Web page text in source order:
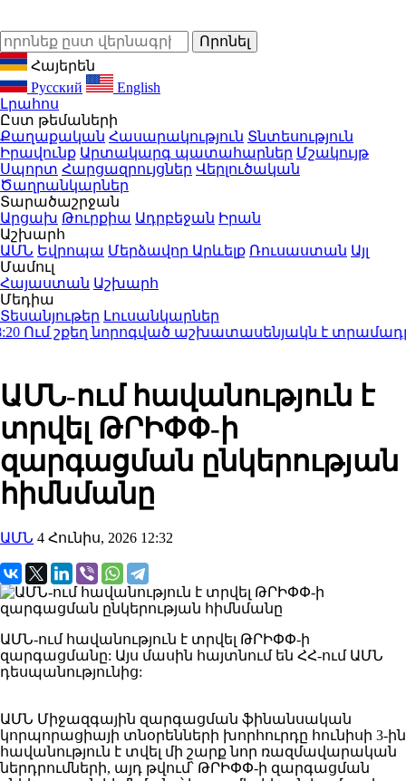
Հայերեն
Русский
English
Լրահոս
Ըստ թեմաների
Քաղաքական Հասարակություն Տնտեսություն
Իրավունք Արտակարգ պատահարներ Մշակույթ
Սպորտ Հարցազրույցներ Վերլուծական
Ծաղրանկարներ
Տարածաշրջան
Արցախ Թուրքիա Ադրբեջան Իրան
Աշխարհ
ԱՄՆ Եվրոպա Մերձավոր Արևելք Ռուսաստան Այլ
Մամուլ
Հայաստան Աշխարհ
Մեդիա
Տեսանյութեր Լուսանկարներ
շքեղ նորոգված աշխատասենյակն է տրամադրվել
ԱՄՆ-ում հավանություն է
տրվել ԹՐԻՓՓ-ի
զարգացման ընկերության
հիմնմանը
ԱՄՆ 4 Հունիս, 2026 12:32
ԱՄՆ-ում հավանություն է տրվել ԹՐԻՓՓ-ի
զարգացմանը: Այս մասին հայտնում են ՀՀ-ում ԱՄՆ
դեսպանությունից:
ԱՄՆ Միջազգային զարգացման ֆինանսական
կորպորացիայի տնօրենների խորհուրդը հունիսի 3-ին
հավանություն է տվել մի շարք նոր ռազմավարական
ներդրումների, այդ թվում՝ ԹՐԻՓՓ-ի զարգացման